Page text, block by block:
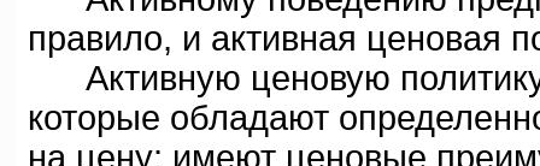
правило, и активная ценовая
Активную ценовую политику
которые обладают
на цену; имеют ценовые